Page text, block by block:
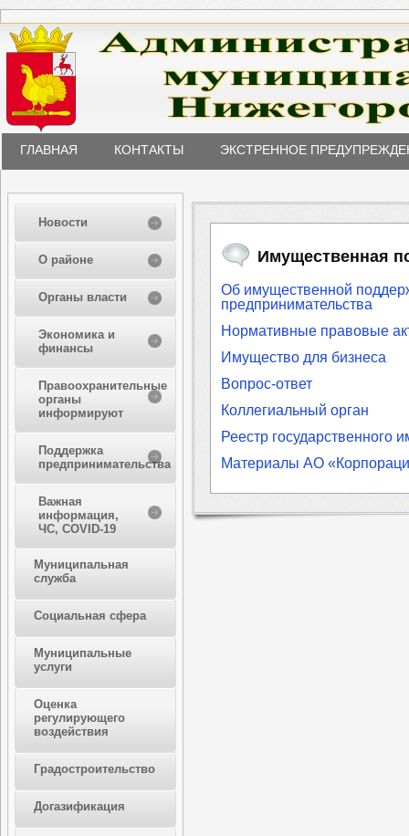
ГЛАВНАЯ КОНТАКТЫ ЭКСТРЕННОЕ
Новости
О районе
Органы власти
Экономика и
финансы
Правоохранительные
органы
информируют
Поддержка
предпринимательства
Важная
информация,
ЧС, COVID-19
Муниципальная
служба
Социальная сфера
Муниципальные
услуги
Оценка
регулирующего
воздействия
Градостроительство
Догазификация
Имущественная
Об имущественной
предпринимательства
Нормативные правовые
Имущество для бизнеса
Вопрос-ответ
Коллегиальный орган
Реестр государственного
Материалы АО